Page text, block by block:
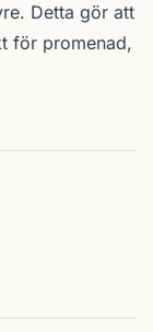
Detta gör att
för promenad,